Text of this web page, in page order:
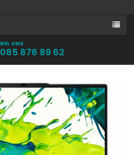
BEL ONS
085 876 89 62